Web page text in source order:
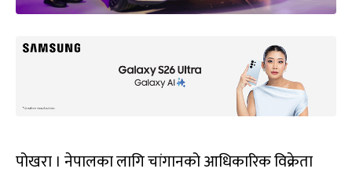
पोखरा । नेपालका लागि चांगानको आधिकारिक विक्रेता